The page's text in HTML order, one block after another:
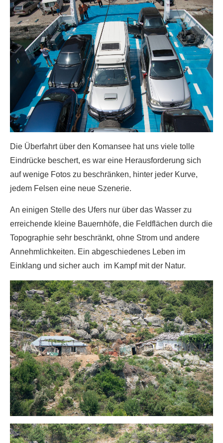
Die Überfahrt über den Komansee hat uns viele tolle
Eindrücke beschert, es war eine Herausforderung sich
auf wenige Fotos zu beschränken, hinter jeder Kurve,
jedem Felsen eine neue Szenerie.
An einigen Stelle des Ufers nur über das Wasser zu
erreichende kleine Bauernhöfe, die Feldflächen durch die
Topographie sehr beschränkt, ohne Strom und andere
Annehmlichkeiten. Ein abgeschiedenes Leben im
Einklang und sicher auch im Kampf mit der Natur.